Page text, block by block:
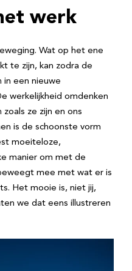
werk
Wat op het ene
te zijn, kan zodra de
in een nieuwe
werkelijkheid omdenken
ze zijn en ons
is de schoonste vorm
moeiteloze,
manier om met de
mee met wat er is
Het mooie is, niet jij,
we dat eens illustreren